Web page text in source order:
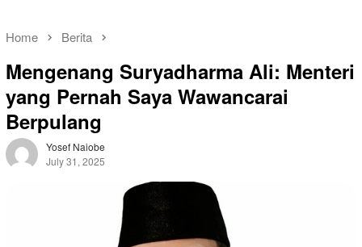
Home Berita
Mengenang Suryadharma Ali: Menteri
yang Pernah Saya Wawancarai
Berpulang
Yosef Naiobe
July 31, 2025